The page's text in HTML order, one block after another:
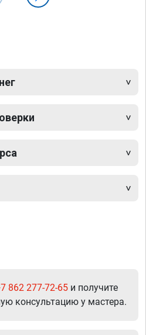
862 277-72-65 и получите
консультацию у мастера.